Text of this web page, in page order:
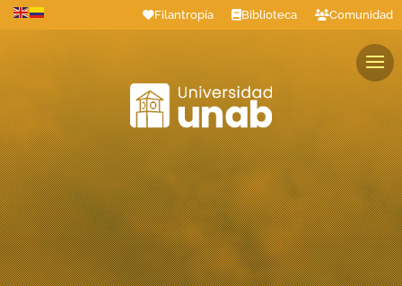
Filantropía Biblioteca Comunidad
Estudiantes Profesores Colaboradores Graduados